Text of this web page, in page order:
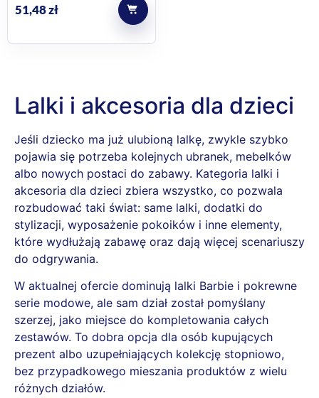
51,48zł
Lalki i akcesoria dla dzieci
Jeśli dziecko ma już ulubioną lalkę, zwykle szybko
pojawia się potrzeba kolejnych ubranek, mebelków
albo nowych postaci do zabawy. Kategoria lalki i
akcesoria dla dzieci zbiera wszystko, co pozwala
rozbudować taki świat: same lalki, dodatki do
stylizacji, wyposażenie pokoików i inne elementy,
które wydłużają zabawę oraz dają więcej scenariuszy
do odgrywania.
W aktualnej ofercie dominują lalki Barbie i pokrewne
serie modowe, ale sam dział został pomyślany
szerzej, jako miejsce do kompletowania całych
zestawów. To dobra opcja dla osób kupujących
prezent albo uzupełniających kolekcję stopniowo,
bez przypadkowego mieszania produktów z wielu
różnych działów.